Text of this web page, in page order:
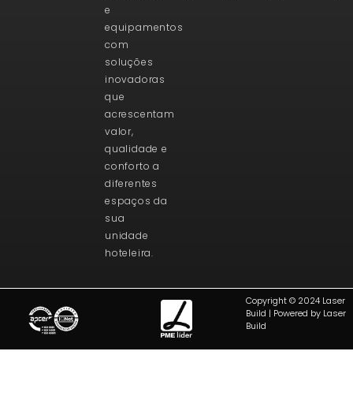
e
equipamentos
com
soluções
inovadoras
que
acrescentam
valor,
qualidade e
conforto a
diferentes
espaços da
sua
unidade
hoteleira.
Copyright © 2024 Laser
Build | Powered by Laser
Build